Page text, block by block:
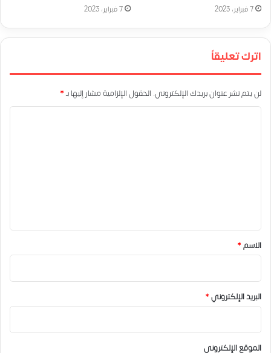
7 فبراير، 2023 7 فبراير، 2023
اترك تعليقاً
لن يتم نشر عنوان بريدك الإلكتروني. الحقول الإلزامية مشار إليها بـ*
*
الاسم*
البريد الإلكتروني*
الموقع الإلكتروني